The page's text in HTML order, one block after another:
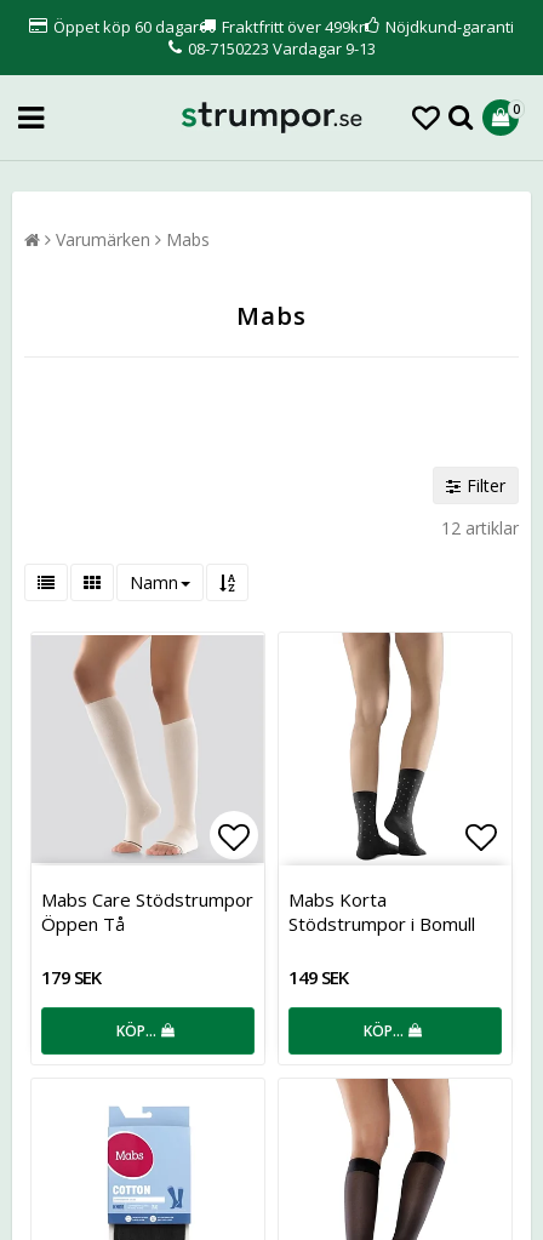
Öppet köp 60 dagar Fraktfritt över 499kr
Nöjdkund-garanti
08-7150223 Vardagar 9-13
0
Varumärken Mabs
Mabs
Filter
12 artiklar
Namn
Lägg till i favoritlistan
Mabs Care Stödstrumpor
Öppen Tå
179 SEK
KÖP…
Mabs Korta
Stödstrumpor i Bomull
149 SEK
KÖP…